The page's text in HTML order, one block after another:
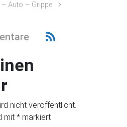
– Auto – Grippe
nicht veröffentlicht.
mit * markiert